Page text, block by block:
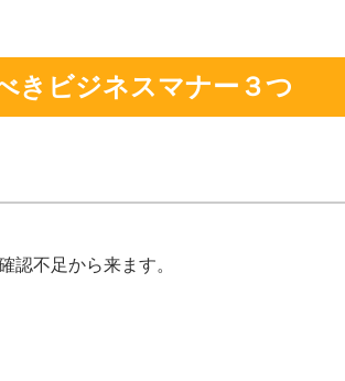
きビジネスマナー３つ
認不足から来ます。